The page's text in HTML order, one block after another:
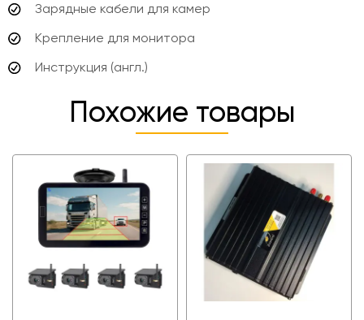
Зарядные кабели для камер
Крепление для монитора
Инструкция (англ.)
Похожие товары